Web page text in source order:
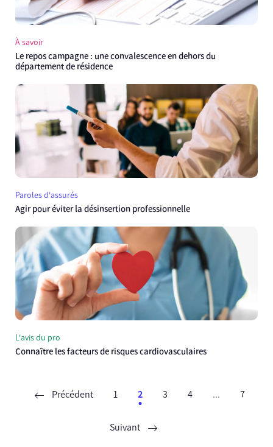
À savoir
Le repos campagne : une convalescence en dehors du
département de résidence
Paroles d'assurés
Agir pour éviter la désinsertion professionnelle
L'avis du pro
Connaître les facteurs de risques cardiovasculaires
Précédent 1 2 3 4 ... 7
Suivant